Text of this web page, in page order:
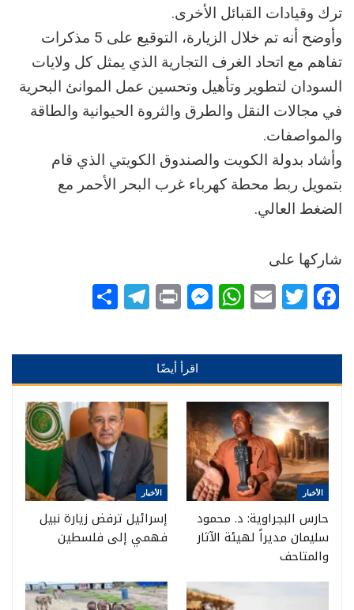
ترك وقيادات القبائل الأخرى.
وأوضح أنه تم خلال الزيارة، التوقيع على 5 مذكرات
تفاهم مع اتحاد الغرف التجارية الذي يمثل كل ولايات
السودان لتطوير وتأهيل وتحسين عمل الموانئ البحرية
في مجالات النقل والطرق والثروة الحيوانية والطاقة
والمواصفات.
وأشاد بدولة الكويت والصندوق الكويتي الذي قام
بتمويل ربط محطة كهرباء غرب البحر الأحمر مع
الضغط العالي.
شاركها على
Facebook
Twitter
Email
WhatsApp
Messenger
Print
Telegram
اقرأ أيضًا
الأخبار
حارس البجراوية: د. محمود
سليمان مديراً لهيئة الآثار
والمتاحف
الأخبار
إسرائيل ترفض زيارة نبيل
فهمي إلى فلسطين